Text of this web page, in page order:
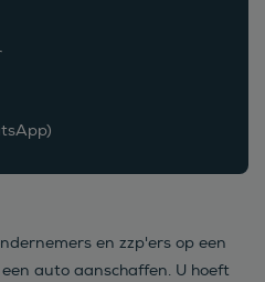
en zzp'ers op een
auto aanschaffen. U hoeft